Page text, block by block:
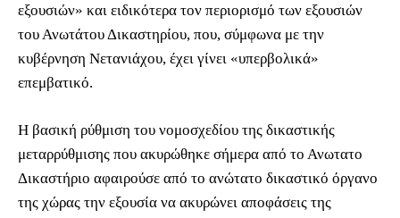
εξουσιών» και ειδικότερα τον περιορισμό των εξουσιών
του Ανωτάτου Δικαστηρίου, που, σύμφωνα με την
κυβέρνηση Νετανιάχου, έχει γίνει «υπερβολικά»
επεμβατικό.
Η βασική ρύθμιση του νομοσχεδίου της δικαστικής
μεταρρύθμισης που ακυρώθηκε σήμερα από το Ανωτατο
Δικαστήριο αφαιρούσε από το ανώτατο δικαστικό όργανο
της χώρας την εξουσία να ακυρώνει αποφάσεις της